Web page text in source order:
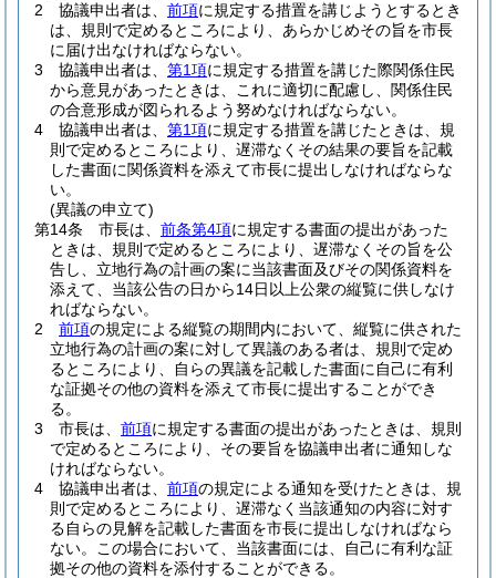
2
協議申出者は、 前項に規定する措置を講じようとするとき
は、規則で定めるところにより、あらかじめその旨を市長
に届け出なければならない。
3
協議申出者は、 第1項に規定する措置を講じた際関係住民
から意見があったときは、これに適切に配慮し、関係住民
の合意形成が図られるよう努めなければならない。
4
協議申出者は、 第1項に規定する措置を講じたときは、規
則で定めるところにより、遅滞なくその結果の要旨を記載
した書面に関係資料を添えて市長に提出しなければならな
い。
(異議の申立て)
第14条
市長は、 前条第4項に規定する書面の提出があった
ときは、規則で定めるところにより、遅滞なくその旨を公
告し、立地行為の計画の案に当該書面及びその関係資料を
添えて、当該公告の日から14日以上公衆の縦覧に供しなけ
ればならない。
2
前項の規定による縦覧の期間内において、縦覧に供された
立地行為の計画の案に対して異議のある者は、規則で定め
るところにより、自らの異議を記載した書面に自己に有利
な証拠その他の資料を添えて市長に提出することができ
る。
3
市長は、 前項に規定する書面の提出があったときは、規則
で定めるところにより、その要旨を協議申出者に通知しな
ければならない。
4
協議申出者は、 前項の規定による通知を受けたときは、規
則で定めるところにより、遅滞なく当該通知の内容に対す
る自らの見解を記載した書面を市長に提出しなければなら
ない。
この場合において、当該書面には、自己に有利な証
拠その他の資料を添付することができる。